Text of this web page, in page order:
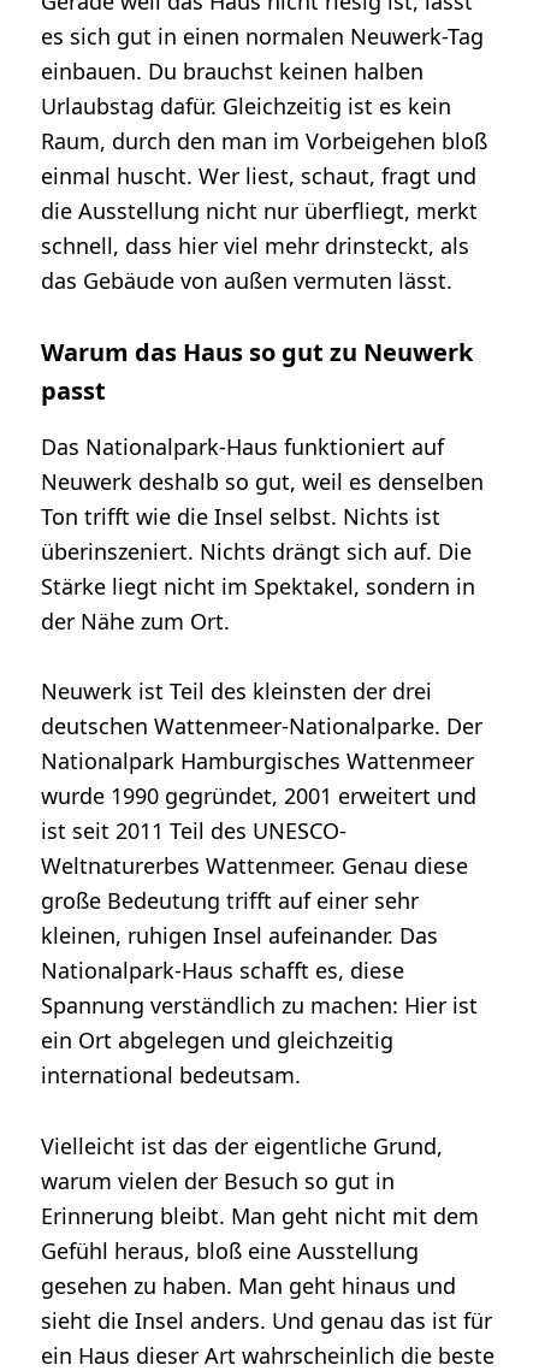
es sich gut in einen normalen Neuwerk-Tag
einbauen. Du brauchst keinen halben
Urlaubstag dafür. Gleichzeitig ist es kein
Raum, durch den man im Vorbeigehen bloß
einmal huscht. Wer liest, schaut, fragt und
die Ausstellung nicht nur überfliegt, merkt
schnell, dass hier viel mehr drinsteckt, als
das Gebäude von außen vermuten lässt.
Warum das Haus so gut zu Neuwerk
passt
Das Nationalpark-Haus funktioniert auf
Neuwerk deshalb so gut, weil es denselben
Ton trifft wie die Insel selbst. Nichts ist
überinszeniert. Nichts drängt sich auf. Die
Stärke liegt nicht im Spektakel, sondern in
der Nähe zum Ort.
Neuwerk ist Teil des kleinsten der drei
deutschen Wattenmeer-Nationalparke. Der
Nationalpark Hamburgisches Wattenmeer
wurde 1990 gegründet, 2001 erweitert und
ist seit 2011 Teil des UNESCO-
Weltnaturerbes Wattenmeer. Genau diese
große Bedeutung trifft auf einer sehr
kleinen, ruhigen Insel aufeinander. Das
Nationalpark-Haus schafft es, diese
Spannung verständlich zu machen: Hier ist
ein Ort abgelegen und gleichzeitig
international bedeutsam.
Vielleicht ist das der eigentliche Grund,
warum vielen der Besuch so gut in
Erinnerung bleibt. Man geht nicht mit dem
Gefühl heraus, bloß eine Ausstellung
gesehen zu haben. Man geht hinaus und
sieht die Insel anders. Und genau das ist für
ein Haus dieser Art wahrscheinlich die beste